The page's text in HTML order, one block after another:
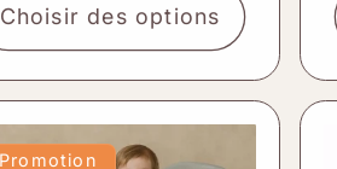
Choisir des options
Promotion